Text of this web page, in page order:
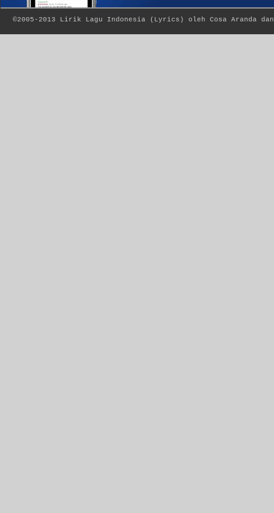
©2005-2013 Lirik Lagu Indonesia ( Lyrics ) oleh Cosa Aranda